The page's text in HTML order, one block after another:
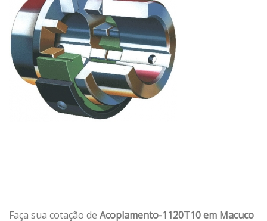
Faça sua cotação de Acoplamento-1120T10 em Macuco